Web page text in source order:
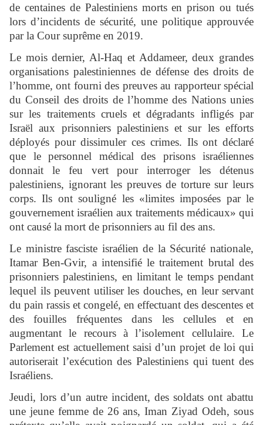
de centaines de Palestiniens morts en prison ou tués
lors d’incidents de sécurité, une politique approuvée
par la Cour suprême en 2019.
Le mois dernier, Al-Haq et Addameer, deux grandes
organisations palestiniennes de défense des droits de
l’homme, ont fourni des preuves au rapporteur spécial
du Conseil des droits de l’homme des Nations unies
sur les traitements cruels et dégradants infligés par
Israël aux prisonniers palestiniens et sur les efforts
déployés pour dissimuler ces crimes. Ils ont déclaré
que le personnel médical des prisons israéliennes
donnait le feu vert pour interroger les détenus
palestiniens, ignorant les preuves de torture sur leurs
corps. Ils ont souligné les «limites imposées par le
gouvernement israélien aux traitements médicaux» qui
ont causé la mort de prisonniers au fil des ans.
Le ministre fasciste israélien de la Sécurité nationale,
Itamar Ben-Gvir, a intensifié le traitement brutal des
prisonniers palestiniens, en limitant le temps pendant
lequel ils peuvent utiliser les douches, en leur servant
du pain rassis et congelé, en effectuant des descentes et
des fouilles fréquentes dans les cellules et en
augmentant le recours à l’isolement cellulaire. Le
Parlement est actuellement saisi d’un projet de loi qui
autoriserait l’exécution des Palestiniens qui tuent des
Israéliens.
Jeudi, lors d’un autre incident, des soldats ont abattu
une jeune femme de 26 ans, Iman Ziyad Odeh, sous